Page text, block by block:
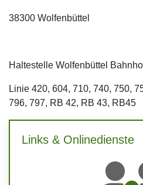
38300 Wolfenbüttel
Haltestelle Wolfenbüttel
Linie 420, 604, 710, 740, 750,
796, 797, RB 42, RB 43, RB45
Links & Onlinedienste